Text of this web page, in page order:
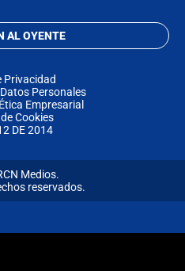
AL OYENTE
Privacidad
Personales
Empresarial
Cookies
DE 2014
Medios.
reservados.